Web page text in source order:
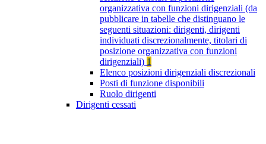
organizzativa con funzioni dirigenziali (da
pubblicare in tabelle che distinguano le
seguenti situazioni: dirigenti, dirigenti
individuati discrezionalmente, titolari di
posizione organizzativa con funzioni
dirigenziali) 1
Elenco posizioni dirigenziali discrezionali
Posti di funzione disponibili
Ruolo dirigenti
Dirigenti cessati